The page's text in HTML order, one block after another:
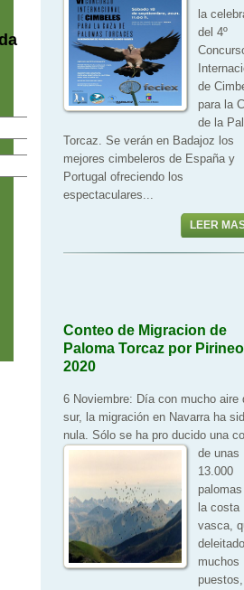
la
del 4º
de
para la
de la
Torcaz. Se verán en Badajoz los
mejores cimbeleros de España y
Portugal ofreciendo los
espectaculares...
LEER
Conteo de Migracion de
Paloma Torcaz por
2020
6 Noviembre: Día con mucho aire
sur, la migración en Navarra ha
nula. Sólo se ha pro ducido una
de unas
13.000
la costa
vasca,
muchos
puestos,